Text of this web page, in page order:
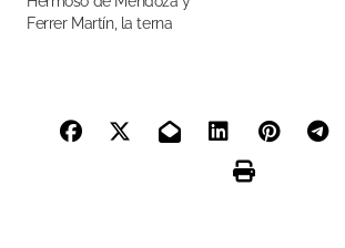
Ferrer Martín, la terna